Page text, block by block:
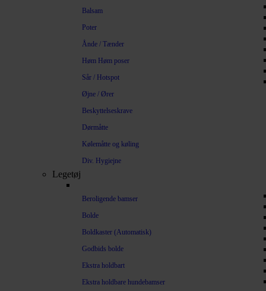
Balsam
Poter
Ånde / Tænder
Høm Høm poser
Sår / Hotspot
Øjne / Ører
Beskyttelseskrave
Dørmåtte
Kølemåtte og køling
Div. Hygiejne
Legetøj
Beroligende bamser
Bolde
Boldkaster (Automatisk)
Godbids bolde
Ekstra holdbart
Ekstra holdbare hundebamser